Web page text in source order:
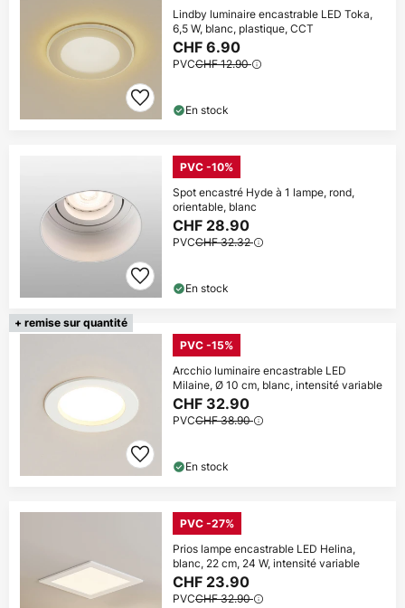
Lindby luminaire encastrable LED Toka,
6,5 W, blanc, plastique, CCT
CHF 6.90
PVCCHF 12.90
En stock
PVC -10%
Spot encastré Hyde à 1 lampe, rond,
orientable, blanc
CHF 28.90
PVCCHF 32.32
En stock
+ remise sur quantité
PVC -15%
Arcchio luminaire encastrable LED
Milaine, Ø 10 cm, blanc, intensité variable
CHF 32.90
PVCCHF 38.90
En stock
PVC -27%
Prios lampe encastrable LED Helina,
blanc, 22 cm, 24 W, intensité variable
CHF 23.90
PVCCHF 32.90